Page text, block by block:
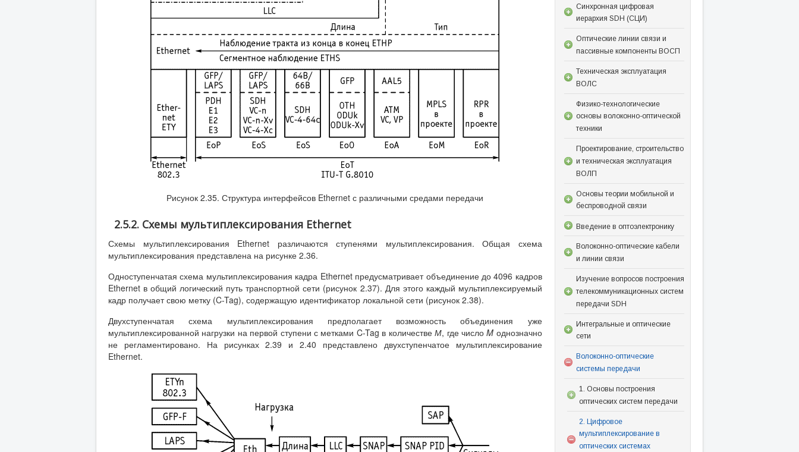
Рисунок 2.35. Структура интерфейсов Ethernet с различными средами передачи
2.5.2. Схемы мультиплексирования Ethernet
Схемы мультиплексирования Ethernet различаются ступенями мультиплексирования. Общая схема
мультиплексирования представлена на рисунке 2.36.
Одноступенчатая схема мультиплексирования кадра Ethernet предусматривает объединение до 4096 кадров
Ethernet в общий логический путь транспортной сети (рисунок 2.37). Для этого каждый мультиплексируемый
кадр получает свою метку (C-Tag), содержащую идентификатор локальной сети (рисунок 2.38).
Двухступенчатая схема мультиплексирования предполагает возможность объединения уже
мультиплексированной нагрузки на первой ступени с метками C-Tag в количествеМ, где числоM однозначно
не регламентировано. На рисунках 2.39 и 2.40 представлено двухступенчатое мультиплексирование
Ethernet.
Синхронная цифровая
иерархия SDH (СЦИ)
Оптические линии связи и
пассивные компоненты ВОСП
Техническая эксплуатация
ВОЛС
Физико-технологические
основы волоконно-оптической
техники
Проектирование, строительство
и техническая эксплуатация
ВОЛП
Основы теории мобильной и
беспроводной связи
Введение в оптоэлектронику
Волоконно-оптические кабели
и линии связи
Изучение вопросов построения
телекоммуникационных систем
передачи SDH
Интегральные и оптические
сети
Волоконно-оптические
системы передачи
1. Основы построения
оптических систем передачи
2. Цифровое
мультиплексирование в
оптических системах